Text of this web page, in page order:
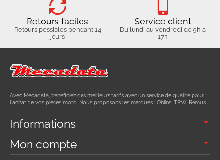
Retours faciles
Retours possibles pendant 14
jours
Service client
Du lundi au vendredi de 9h à
17h
Avec Mecadata, bénéficiez des meilleurs tarifs avec un service de qualité pour
l'achat de vos pièces moto. Nous proposons les marques : Ohlins, TRW, Remus ...
Informations
Mon compte